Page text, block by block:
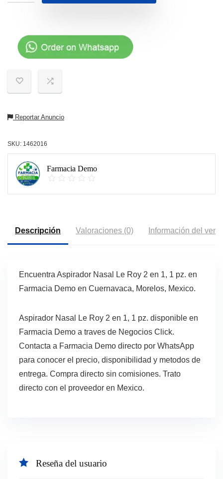
Reportar Anuncio
SKU: 1462016
Farmacia Demo
Descripción Valoraciones (0) Información del
Encuentra Aspirador Nasal Le Roy 2 en 1, 1 pz. en
Farmacia Demo en Cuernavaca, Morelos, Mexico.
Aspirador Nasal Le Roy 2 en 1, 1 pz. disponible en
Farmacia Demo a traves de Negocios Click.
Contacta a Farmacia Demo directo por WhatsApp
para conocer el precio, disponibilidad y metodos de
entrega. Compra directo sin comisiones. Trato
directo con el proveedor en Mexico.
Reseña del usuario